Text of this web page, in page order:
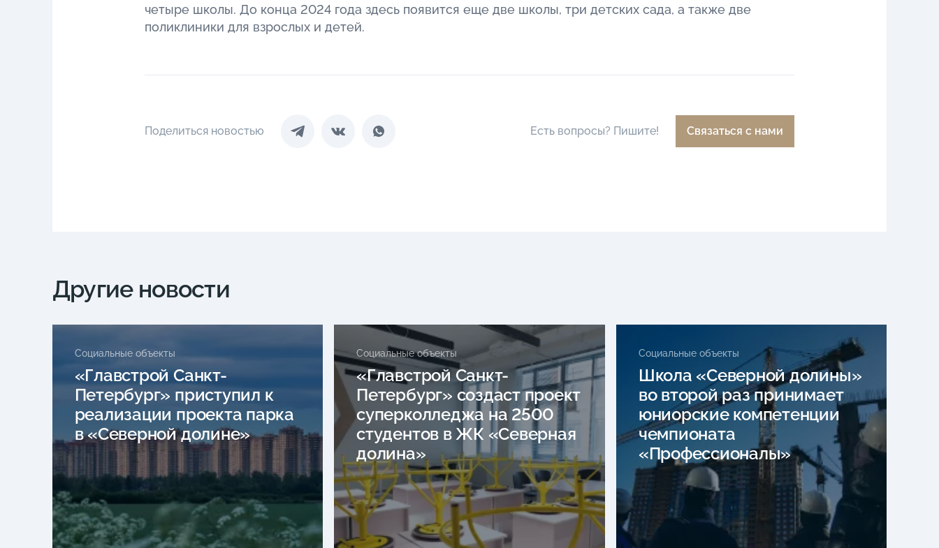
четыре школы. До конца 2024 года здесь появится еще две школы, три детских сада, а также две
поликлиники для взрослых и детей.
Поделиться новостью Есть вопросы? Пишите! Связаться с нами
Другие новости
Социальные объекты
«Главстрой Санкт-
Петербург» приступил к
реализации проекта парка
в «Северной долине»
Социальные объекты
«Главстрой Санкт-
Петербург» создаст проект
суперколледжа на 2500
студентов в ЖК «Северная
долина»
Социальные объекты
Школа «Северной долины»
во второй раз принимает
юниорские компетенции
чемпионата
«Профессионалы»